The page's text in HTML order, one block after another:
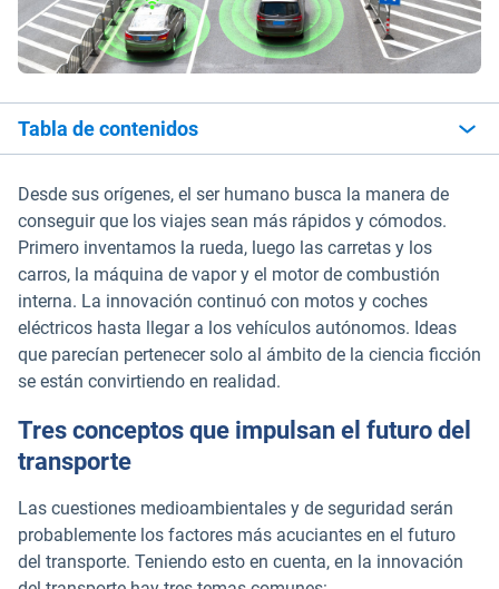
Tabla de contenidos
Desde sus orígenes, el ser humano busca la manera de
conseguir que los viajes sean más rápidos y cómodos.
Primero inventamos la rueda, luego las carretas y los
carros, la máquina de vapor y el motor de combustión
interna. La innovación continuó con motos y coches
eléctricos hasta llegar a los vehículos autónomos. Ideas
que parecían pertenecer solo al ámbito de la ciencia ficción
se están convirtiendo en realidad.
Tres conceptos que impulsan el futuro del
transporte
Las cuestiones medioambientales y de seguridad serán
probablemente los factores más acuciantes en el futuro
del transporte. Teniendo esto en cuenta, en la innovación